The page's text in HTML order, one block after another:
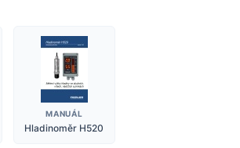
MANUÁL
Hladinoměr H520